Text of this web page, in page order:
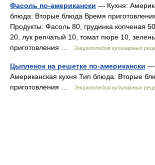
Фасоль по-американски — Кухня:
блюда: Вторые блюда Время
Продукты: Фасоль 80, грудинка копченая
20, лук репчатый 10, томат пюре 10,
приготовления …
Энциклопедия кулинарных
Цыпленок на решетке по-американски —
Американская кухня Тип блюда: Вторые
приготовления …
Энциклопедия кулинарных